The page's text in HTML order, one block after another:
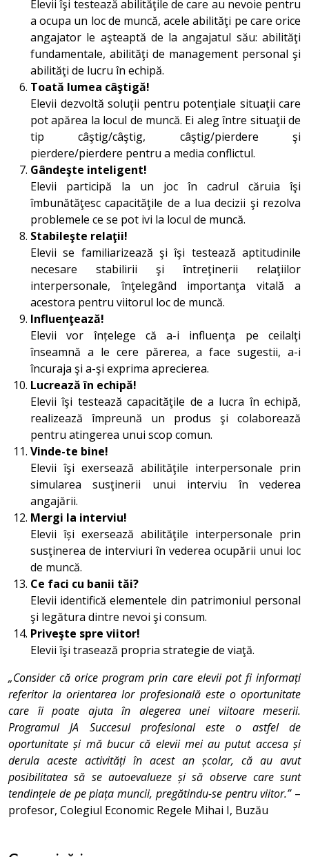
Elevii îşi testează abilităţile de care au nevoie pentru
a ocupa un loc de muncă, acele abilităţi pe care orice
angajator le aşteaptă de la angajatul său: abilităţi
fundamentale, abilităţi de management personal şi
abilităţi de lucru în echipă.
Toată lumea câştigă!
Elevii dezvoltă soluţii pentru potenţiale situaţii care
pot apărea la locul de muncă. Ei aleg între situaţii de
tip câştig/câştig, câştig/pierdere şi
pierdere/pierdere pentru a media conflictul.
Gândeşte inteligent!
Elevii participă la un joc în cadrul căruia îşi
îmbunătăţesc capacităţile de a lua decizii şi rezolva
problemele ce se pot ivi la locul de muncă.
Stabileşte relaţii!
Elevii se familiarizează şi îşi testează aptitudinile
necesare stabilirii şi întreţinerii relaţiilor
interpersonale, înţelegând importanţa vitală a
acestora pentru viitorul loc de muncă.
Influenţează!
Elevii vor înțelege că a-i influenţa pe ceilalţi
înseamnă a le cere părerea, a face sugestii, a-i
încuraja şi a-şi exprima aprecierea.
Lucrează în echipă!
Elevii îşi testează capacităţile de a lucra în echipă,
realizează împreună un produs şi colaborează
pentru atingerea unui scop comun.
Vinde-te bine!
Elevii îşi exersează abilităţile interpersonale prin
simularea susţinerii unui interviu în vederea
angajării.
Mergi la interviu!
Elevii își exersează abilităţile interpersonale prin
susţinerea de interviuri în vederea ocupării unui loc
de muncă.
Ce faci cu banii tăi?
Elevii identifică elementele din patrimoniul personal
şi legătura dintre nevoi şi consum.
Priveşte spre viitor!
Elevii îşi trasează propria strategie de viaţă.
„Consider că orice program prin care elevii pot fi informați
referitor la orientarea lor profesională este o oportunitate
care îi poate ajuta în alegerea unei viitoare meserii.
Programul JA Succesul profesional este o astfel de
oportunitate și mă bucur că elevii mei au putut accesa și
derula aceste activități în acest an școlar, că au avut
posibilitatea să se autoevalueze și să observe care sunt
tendințele de pe piața muncii, pregătindu-se pentru viitor.”–
profesor, Colegiul Economic Regele Mihai I, Buzău